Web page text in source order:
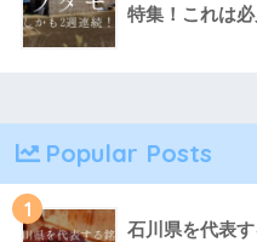
特集！これは必
Popular Posts
1
石川県を代表